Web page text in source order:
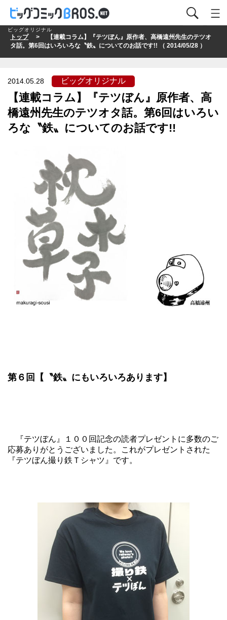
トップ> 【連載コラム】『テツぼん』原作者、高橋遠州先生のテツオ
タ話。第6回はいろいろな〝鉄〟についてのお話です!! （ 2014/05/28 ）
ビッグオリジナル
2014.05.28
【連載コラム】『テツぼん』原作者、高
橋遠州先生のテツオタ話。第6回はいろい
ろな〝鉄〟についてのお話です!!
ビッグオリジナル
第６回【〝鉄〟にもいろいろあります】
『テツぼん』１００回記念の読者プレゼントに多数のご
応募ありがとうございました。これがプレゼントされた
『テツぼん撮り鉄Ｔシャツ』です。